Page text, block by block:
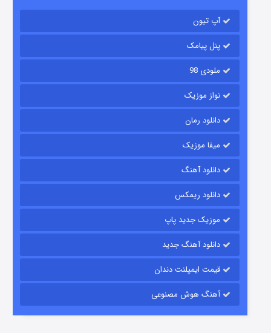
باب اسفنجی فصل ۱۷
قسمت۶ (زیرنویس) منتشر شد
قسمت۱۵ (دوبله) منتشر شد
آپ تیون
پنل پیامک
ملودی 98
نواز موزیک
دانلود رمان
میفا موزیک
دانلود آهنگ
دانلود ریمکس
موزیک جدید پاپ
دانلود آهنگ جدید
قیمت ایمپلنت دندان
آهنگ هوش مصنوعی